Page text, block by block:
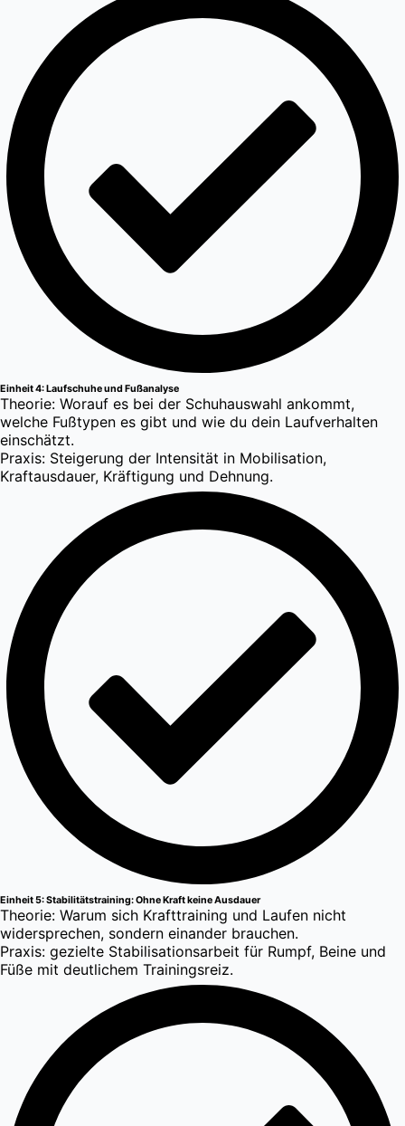
Einheit 4: Laufschuhe und Fußanalyse
Theorie: Worauf es bei der Schuhauswahl ankommt,
welche Fußtypen es gibt und wie du dein Laufverhalten
einschätzt.
Praxis: Steigerung der Intensität in Mobilisation,
Kraftausdauer, Kräftigung und Dehnung.
Einheit 5: Stabilitätstraining: Ohne Kraft keine Ausdauer
Theorie: Warum sich Krafttraining und Laufen nicht
widersprechen, sondern einander brauchen.
Praxis: gezielte Stabilisationsarbeit für Rumpf, Beine und
Füße mit deutlichem Trainingsreiz.